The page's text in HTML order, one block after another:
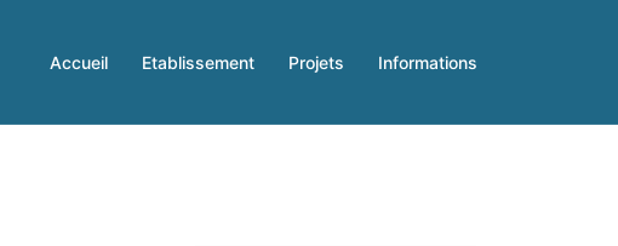
Accueil Etablissement Projets Informations